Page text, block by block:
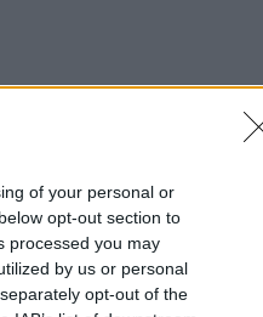
of your personal or
opt-out section to
processed you may
by us or personal
opt-out of the
BQ9